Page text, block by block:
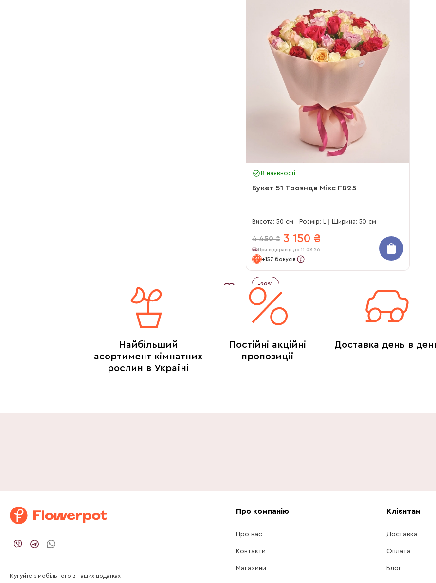
В наявності
Букет 51 Троянда Мікс F825
Висота: 50 см Розмір: L Ширина: 50 см
4 450 ₴ 3 150 ₴
При відправці до 11.08.26
+157 бонусів
-29%
Найбільший
асортимент кімнатних
рослин в Україні
Постійні акційні
пропозиції
Доставка день в
Купуйте з мобільного в наших додатках
Про компанію
Про нас
Контакти
Магазини
Клієнтам
Доставка
Оплата
Блог